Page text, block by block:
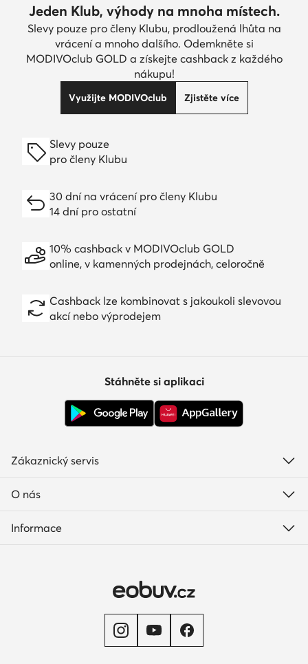
Jeden Klub, výhody na mnoha místech.
Slevy pouze pro členy Klubu, prodloužená lhůta na
vrácení a mnoho dalšího. Odemkněte si
MODIVOclub GOLD a získejte cashback z každého
nákupu!
Využijte MODIVOclub Zjistěte více
Slevy pouze
pro členy Klubu
30 dní na vrácení pro členy Klubu
14 dní pro ostatní
10% cashback v MODIVOclub GOLD
online, v kamenných prodejnách, celoročně
Cashback lze kombinovat s jakoukoli slevovou
akcí nebo výprodejem
Stáhněte si aplikaci
Zákaznický servis
O nás
Informace